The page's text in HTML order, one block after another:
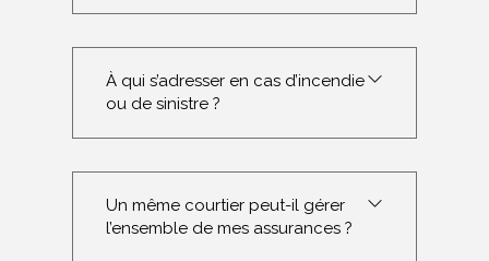
À qui s’adresser en cas d’incendie
ou de sinistre ?
Un même courtier peut-il gérer
l’ensemble de mes assurances ?